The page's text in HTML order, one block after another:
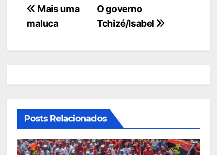
Navegação
de
artigos
O governo
Tchizé/Isabel
Mais uma
maluca
Posts Relacionados